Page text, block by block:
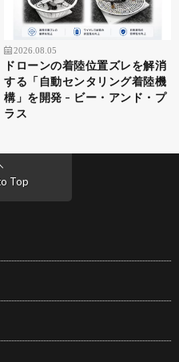
2026.08.05
ドローンの着陸位置ズレを解消
する「自動センタリング着陸機
構」を開発 – ビー・アンド・プ
ラス
Top